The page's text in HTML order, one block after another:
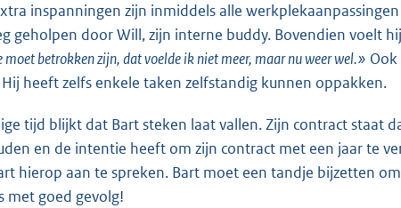
inspanningen zijn inmiddels alle
geholpen door Will, zijn interne buddy. Bovendien voelt
moet betrokken zijn, dat voelde ik niet meer, maar nu weer wel.»
heeft zelfs enkele taken zelfstandig kunnen oppakken.
tijd blijkt dat Bart steken laat vallen. Zijn contract staat
en de intentie heeft om zijn contract met een jaar te
hierop aan te spreken. Bart moet een tandje bijzetten
met goed gevolg!